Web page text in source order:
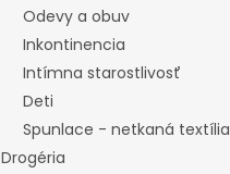
Odevy a obuv
Inkontinencia
Intímna starostlivosť
Deti
Spunlace - netkaná textília
Drogéria